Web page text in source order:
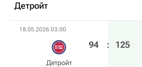
Детройт
18.05.2026 03:00
Детройт
94 : 125